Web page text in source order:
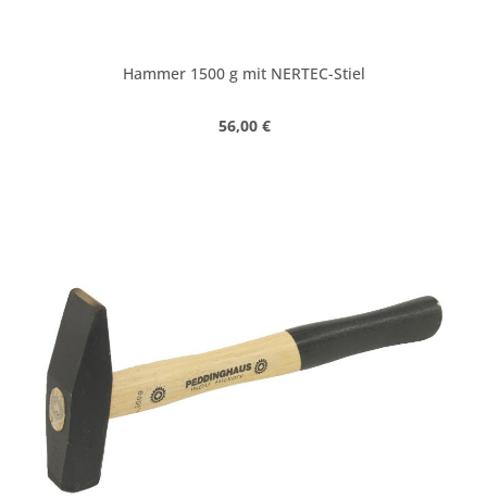
Hammer 1500 g mit NERTEC-Stiel
Regulärer Preis:
56,00 €